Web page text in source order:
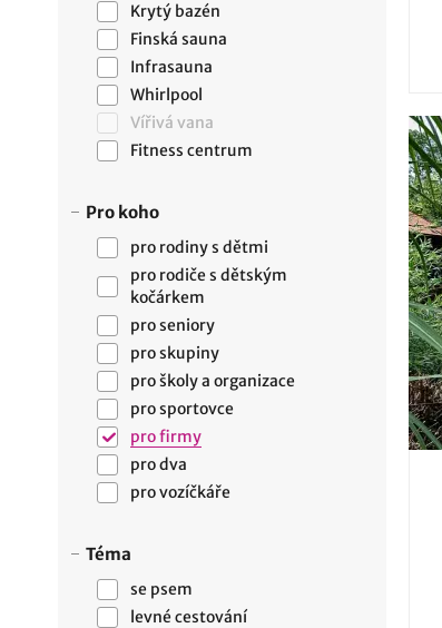
Krytý bazén
Finská sauna
Infrasauna
Whirlpool
Vířivá vana
Fitness centrum
Pro koho
pro rodiny s dětmi
pro rodiče s dětským
kočárkem
pro seniory
pro skupiny
pro školy a organizace
pro sportovce
pro firmy
pro dva
pro vozíčkáře
Téma
se psem
levné cestování